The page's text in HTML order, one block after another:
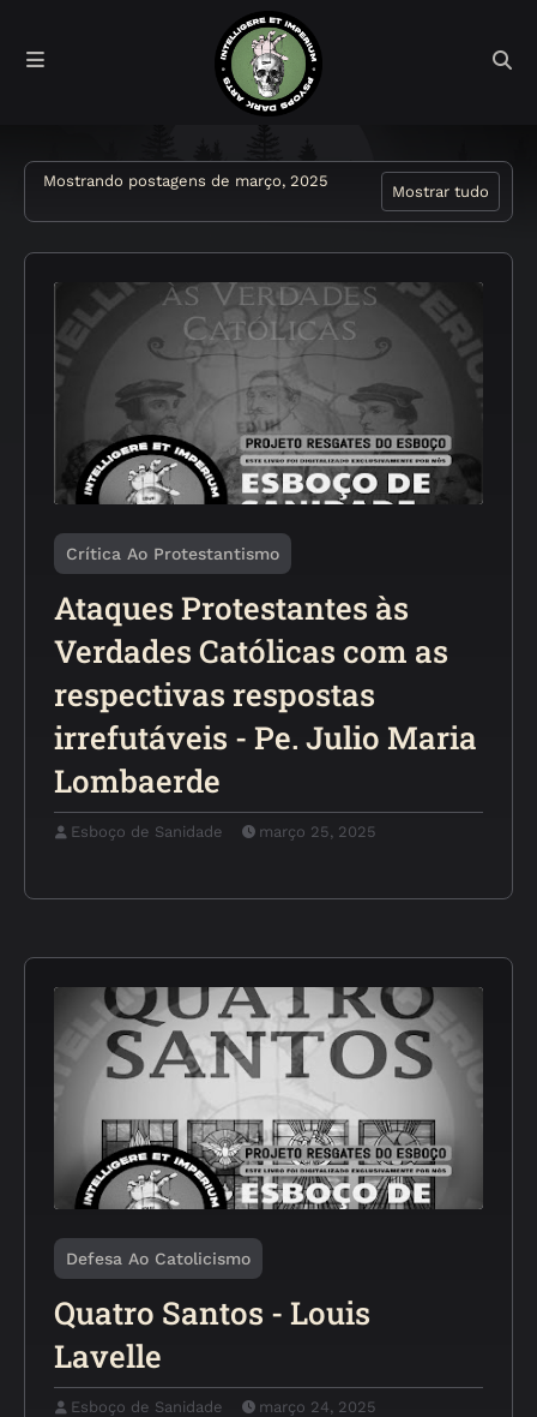
Mostrando postagens de março, 2025
Mostrar tudo
Crítica Ao Protestantismo
Ataques Protestantes às
Verdades Católicas com as
respectivas respostas
irrefutáveis - Pe. Julio Maria
Lombaerde
Esboço de Sanidade março 25, 2025
Defesa Ao Catolicismo
Quatro Santos - Louis
Lavelle
Esboço de Sanidade março 24, 2025